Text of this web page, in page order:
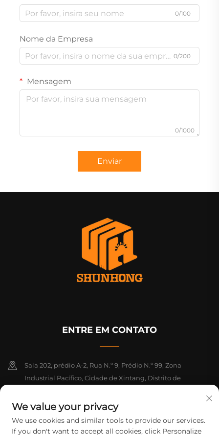
0/100
Nome da Empresa
0/200
Mensagem
0/1000
Enviar
ENTRE EM CONTATO
Sala 202, prédio A-2, Rua N.º 9, Prédio N.º 99, Zona
Industrial Pacífico, Cidade de Xintang, Distrito de
+86-18925142858
[email protected]
We value your privacy
We use cookies and similar tools to provide our services.
If you don't want to accept all cookies, click Personalize